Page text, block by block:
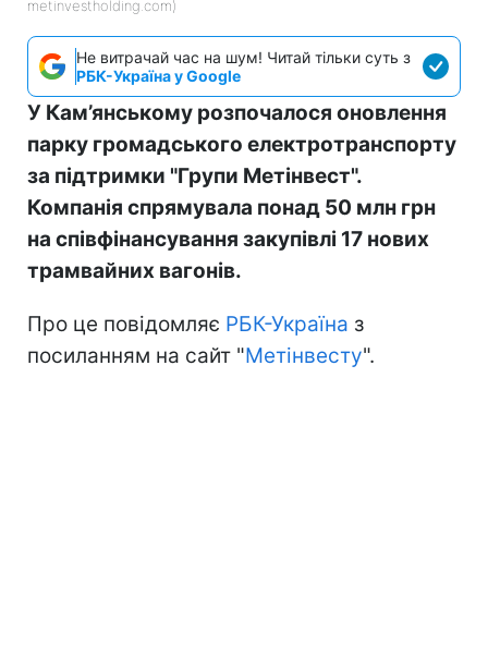
metinvestholding.com)
Не витрачай час на шум! Читай тільки суть з
РБК-Україна у Google
У Кам’янському розпочалося оновлення
парку громадського електротранспорту
за підтримки "Групи Метінвест".
Компанія спрямувала понад 50 млн грн
на співфінансування закупівлі 17 нових
трамвайних вагонів.
Про це повідомляє РБК-Україна з
посиланням на сайт "Метінвесту".